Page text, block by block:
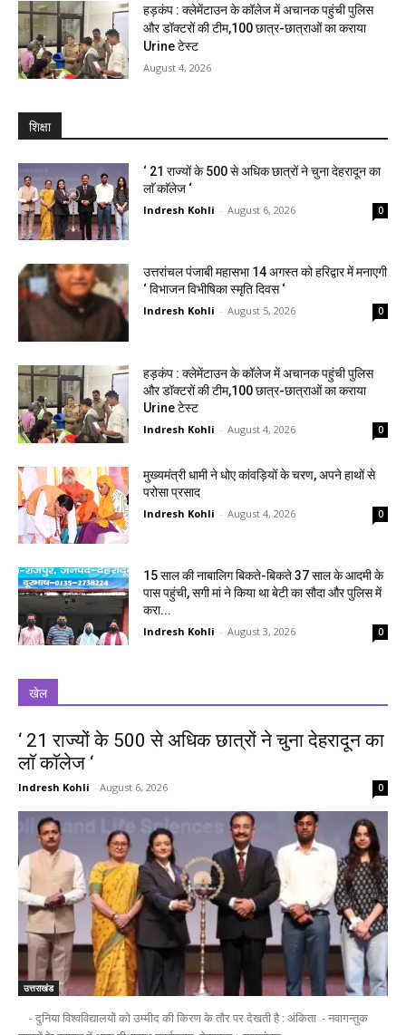
हड़कंप : क्लेमेंटाउन के कॉलेज में अचानक पहुंची पुलिस
और डॉक्टरों की टीम,100 छात्र-छात्राओं का कराया
Urine टेस्ट
August 4, 2026
शिक्षा
‘ 21 राज्यों के 500 से अधिक छात्रों ने चुना देहरादून का
लाॅ काॅलेज ‘
Indresh Kohli - August 6, 2026 0
उत्तरांचल पंजाबी महासभा 14 अगस्त को हरिद्वार में मनाएगी
‘ विभाजन विभीषिका स्मृति दिवस ‘
Indresh Kohli - August 5, 2026 0
हड़कंप : क्लेमेंटाउन के कॉलेज में अचानक पहुंची पुलिस
और डॉक्टरों की टीम,100 छात्र-छात्राओं का कराया
Urine टेस्ट
Indresh Kohli - August 4, 2026 0
मुख्यमंत्री धामी ने धोए कांवड़ियों के चरण, अपने हाथों से
परोसा प्रसाद
Indresh Kohli - August 4, 2026 0
15 साल की नाबालिग बिकते-बिकते 37 साल के आदमी के
पास पहुंची, सगी मां ने किया था बेटी का सौदा और पुलिस में
करा...
Indresh Kohli - August 3, 2026 0
खेल
‘ 21 राज्यों के 500 से अधिक छात्रों ने चुना देहरादून का
लाॅ काॅलेज ‘
Indresh Kohli - August 6, 2026 0
उत्तराखंड
- दुनिया विश्वविद्यालयों को उम्मीद की किरण के तौर पर देखती है : अंकिता - नवागन्तुक